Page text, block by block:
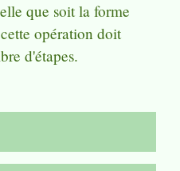
que soit la forme
opération doit
d'étapes.